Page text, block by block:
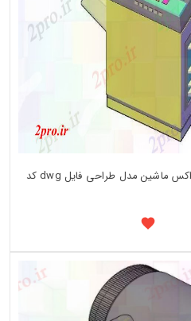
دانلود تری دی جزئیات خلاق D زیراکس ماشین مدل طراحی فایل dwg کد